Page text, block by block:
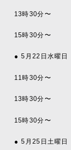
13時30分〜
15時30分〜
● 5月22日水曜日
11時30分〜
13時30分〜
15時30分〜
● 5月25日土曜日